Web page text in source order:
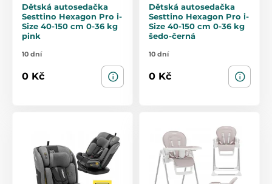
Dětská autosedačka
Sesttino Hexagon Pro i-
Size 40-150 cm 0-36 kg
pink
10 dní
0 Kč
Dětská autosedačka
Sesttino Hexagon Pro i-
Size 40-150 cm 0-36 kg
šedo-černá
10 dní
0 Kč